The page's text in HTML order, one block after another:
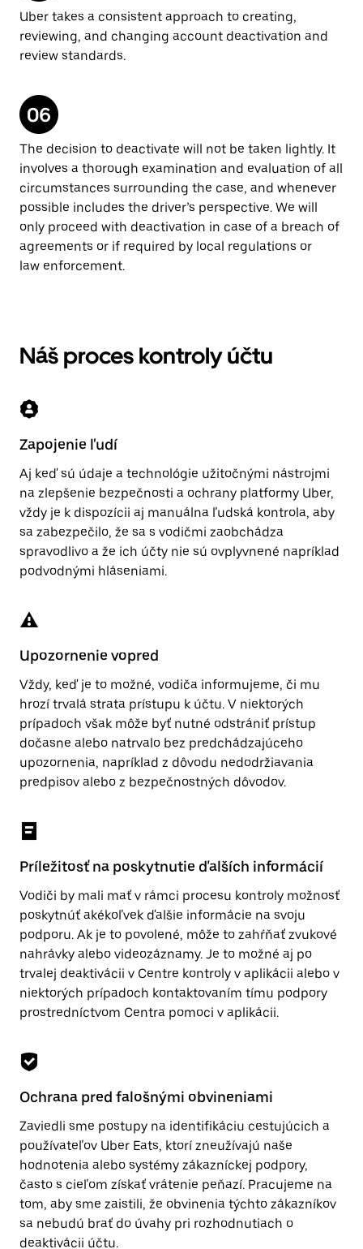
Uber takes a consistent approach to creating,
reviewing, and changing account deactivation and
review standards.
The decision to deactivate will not be taken lightly. It
involves a thorough examination and evaluation of all
circumstances surrounding the case, and whenever
possible includes the driver’s perspective. We will
only proceed with deactivation in case of a breach of
agreements or if required by local regulations or
law enforcement.
Náš proces kontroly účtu
Zapojenie ľudí
Aj keď sú údaje a technológie užitočnými nástrojmi
na zlepšenie bezpečnosti a ochrany platformy Uber,
vždy je k dispozícii aj manuálna ľudská kontrola, aby
sa zabezpečilo, že sa s vodičmi zaobchádza
spravodlivo a že ich účty nie sú ovplyvnené napríklad
podvodnými hláseniami.
Upozornenie vopred
Vždy, keď je to možné, vodiča informujeme, či mu
hrozí trvalá strata prístupu k účtu. V niektorých
prípadoch však môže byť nutné odstrániť prístup
dočasne alebo natrvalo bez predchádzajúceho
upozornenia, napríklad z dôvodu nedodržiavania
predpisov alebo z bezpečnostných dôvodov.
Príležitosť na poskytnutie ďalších informácií
Vodiči by mali mať v rámci procesu kontroly možnosť
poskytnúť akékoľvek ďalšie informácie na svoju
podporu. Ak je to povolené, môže to zahŕňať zvukové
nahrávky alebo videozáznamy. Je to možné aj po
trvalej deaktivácii v Centre kontroly v aplikácii alebo v
niektorých prípadoch kontaktovaním tímu podpory
prostredníctvom Centra pomoci v aplikácii.
Ochrana pred falošnými obvineniami
Zaviedli sme postupy na identifikáciu cestujúcich a
používateľov Uber Eats, ktorí zneužívajú naše
hodnotenia alebo systémy zákazníckej podpory,
často s cieľom získať vrátenie peňazí. Pracujeme na
tom, aby sme zaistili, že obvinenia týchto zákazníkov
sa nebudú brať do úvahy pri rozhodnutiach o
deaktivácii účtu.